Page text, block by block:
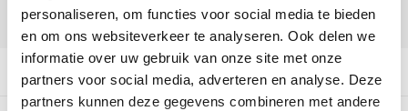
personaliseren, om functies voor social media te bieden
en om ons websiteverkeer te analyseren. Ook delen we
informatie over uw gebruik van onze site met onze
partners voor social media, adverteren en analyse. Deze
partners kunnen deze gegevens combineren met andere
DELEN:
Productomschrijving